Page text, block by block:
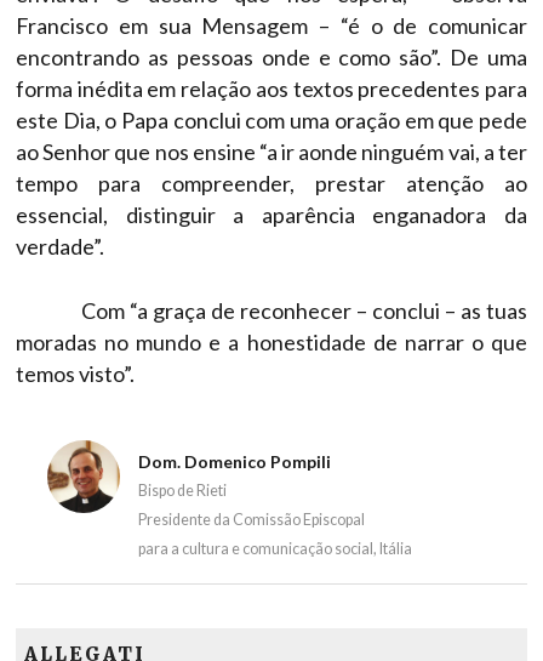
Francisco em sua Mensagem – “é o de comunicar
encontrando as pessoas onde e como são”. De uma
forma inédita em relação aos textos precedentes para
este Dia, o Papa conclui com uma oração em que pede
ao Senhor que nos ensine “a ir aonde ninguém vai, a ter
tempo para compreender, prestar atenção ao
essencial, distinguir a aparência enganadora da
verdade”.
Com “a graça de reconhecer – conclui – as tuas
moradas no mundo e a honestidade de narrar o que
temos visto”.
Dom. Domenico Pompili
Bispo de Rieti
Presidente da Comissão Episcopal
para a cultura e comunicação social, Itália
ALLEGATI